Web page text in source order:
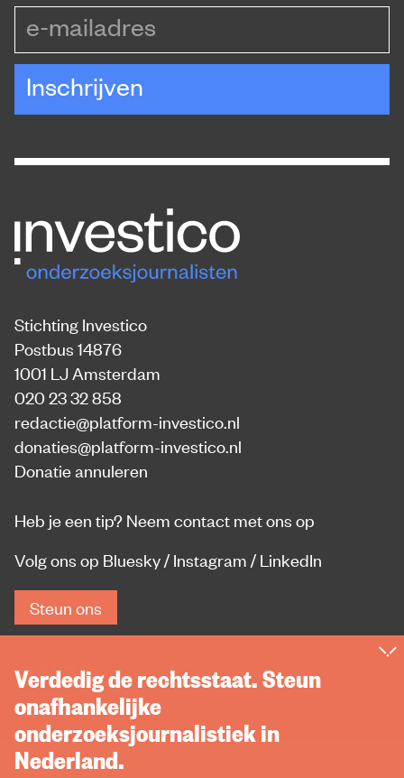
Inschrijven
Stichting Investico
Postbus 14876
1001 LJ Amsterdam
020 23 32 858
redactie@platform-investico.nl
donaties@platform-investico.nl
Donatie annuleren
Heb je een tip? Neem contact met ons op
Volg ons op Bluesky/ Instagram / LinkedIn
Steun ons
Verdedig de rechtsstaat. Steun
onafhankelijke
onderzoeksjournalistiek in
Nederland.